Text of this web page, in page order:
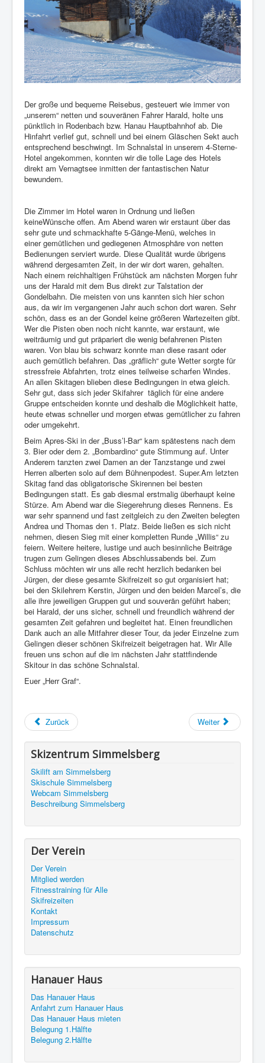
Der große und bequeme Reisebus, gesteuert wie immer von
„unserem“ netten und souveränen Fahrer Harald, holte uns
pünktlich in Rodenbach bzw. Hanau Hauptbahnhof ab. Die
Hinfahrt verlief gut, schnell und bei einem Gläschen Sekt auch
entsprechend beschwingt. Im Schnalstal in unserem 4-Sterne-
Hotel angekommen, konnten wir die tolle Lage des Hotels
direkt am Vernagtsee inmitten der fantastischen Natur
bewundern.
Die Zimmer im Hotel waren in Ordnung und ließen
keineWünsche offen. Am Abend waren wir erstaunt über das
sehr gute und schmackhafte 5-Gänge-Menü, welches in
einer gemütlichen und gediegenen Atmosphäre von netten
Bedienungen serviert wurde. Diese Qualität wurde übrigens
während dergesamten Zeit, in der wir dort waren, gehalten.
Nach einem reichhaltigen Frühstück am nächsten Morgen fuhr
uns der Harald mit dem Bus direkt zur Talstation der
Gondelbahn. Die meisten von uns kannten sich hier schon
aus, da wir im vergangenen Jahr auch schon dort waren. Sehr
schön, dass es an der Gondel keine größeren Wartezeiten gibt.
Wer die Pisten oben noch nicht kannte, war erstaunt, wie
weiträumig und gut präpariert die wenig befahrenen Pisten
waren. Von blau bis schwarz konnte man diese rasant oder
auch gemütlich befahren. Das „gräflich“ gute Wetter sorgte für
stressfreie Abfahrten, trotz eines teilweise scharfen Windes.
An allen Skitagen blieben diese Bedingungen in etwa gleich.
Sehr gut, dass sich jeder Skifahrer täglich für eine andere
Gruppe entscheiden konnte und deshalb die Möglichkeit hatte,
heute etwas schneller und morgen etwas gemütlicher zu fahren
oder umgekehrt.
Beim Apres-Ski in der „Buss’l-Bar“ kam spätestens nach dem
3. Bier oder dem 2. „Bombardino“ gute Stimmung auf. Unter
Anderem tanzten zwei Damen an der Tanzstange und zwei
Herren alberten solo auf dem Bühnenpodest. Super.Am letzten
Skitag fand das obligatorische Skirennen bei besten
Bedingungen statt. Es gab diesmal erstmalig überhaupt keine
Stürze. Am Abend war die Siegerehrung dieses Rennens. Es
war sehr spannend und fast zeitgleich zu den Zweiten belegten
Andrea und Thomas den 1. Platz. Beide ließen es sich nicht
nehmen, diesen Sieg mit einer kompletten Runde „Willis“ zu
feiern. Weitere heitere, lustige und auch besinnliche Beiträge
trugen zum Gelingen dieses Abschlussabends bei. Zum
Schluss möchten wir uns alle recht herzlich bedanken bei
Jürgen, der diese gesamte Skifreizeit so gut organisiert hat;
bei den Skilehrern Kerstin, Jürgen und den beiden Marcel’s, die
alle ihre jeweiligen Gruppen gut und souverän geführt haben;
bei Harald, der uns sicher, schnell und freundlich während der
gesamten Zeit gefahren und begleitet hat. Einen freundlichen
Dank auch an alle Mitfahrer dieser Tour, da jeder Einzelne zum
Gelingen dieser schönen Skifreizeit beigetragen hat. Wir Alle
freuen uns schon auf die im nächsten Jahr stattfindende
Skitour in das schöne Schnalstal.
Euer „Herr Graf“.
Zurück Weiter
Skizentrum Simmelsberg
Skilift am Simmelsberg
Skischule Simmelsberg
Webcam Simmelsberg
Beschreibung Simmelsberg
Der Verein
Der Verein
Mitglied werden
Fitnesstraining für Alle
Skifreizeiten
Kontakt
Impressum
Datenschutz
Hanauer Haus
Das Hanauer Haus
Anfahrt zum Hanauer Haus
Das Hanauer Haus mieten
Belegung 1.Hälfte
Belegung 2.Hälfte